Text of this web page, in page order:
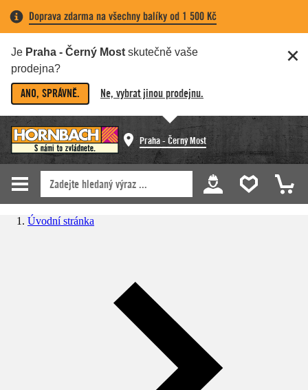
Doprava zdarma na všechny balíky od 1 500 Kč
Je Praha - Černý Most skutečně vaše
prodejna?
ANO, SPRÁVNĚ. Ne, vybrat jinou prodejnu.
Praha - Černý Most
Úvodní stránka